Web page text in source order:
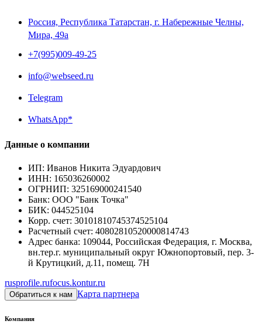
Россия, Республика Татарстан, г. Набережные Челны,
Мира, 49a
+7(995)009-49-25
info@webseed.ru
Telegram
WhatsApp*
Данные о компании
ИП: Иванов Никита Эдуардович
ИНН: 165036260002
ОГРНИП: 325169000241540
Банк: ООО "Банк Точка"
БИК: 044525104
Корр. счет: 30101810745374525104
Расчетный счет: 40802810520000814743
Адрес банка: 109044, Российская Федерация, г. Москва,
вн.тер.г. муниципальный округ Южнопортовый, пер. 3-
й Крутицкий, д.11, помещ. 7Н
rusprofile.rufocus.kontur.ru
Обратиться к нам Карта партнера
Компания